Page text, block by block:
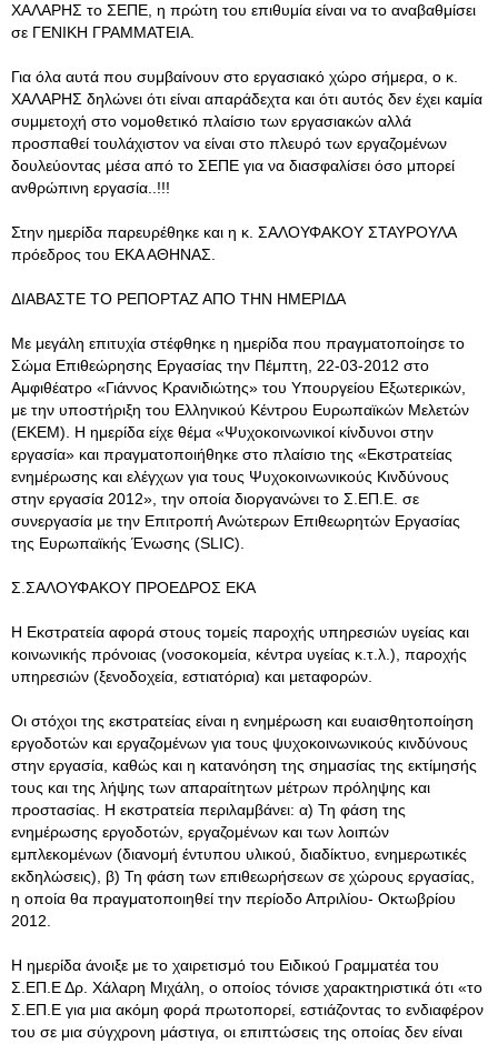
ΧΑΛΑΡΗΣ το ΣΕΠΕ, η πρώτη του επιθυμία είναι να το αναβαθμίσει
σε ΓΕΝΙΚΗ ΓΡΑΜΜΑΤΕΙΑ.
Για όλα αυτά που συμβαίνουν στο εργασιακό χώρο σήμερα, ο κ.
ΧΑΛΑΡΗΣ δηλώνει ότι είναι απαράδεχτα και ότι αυτός δεν έχει καμία
συμμετοχή στο νομοθετικό πλαίσιο των εργασιακών αλλά
προσπαθεί τουλάχιστον να είναι στο πλευρό των εργαζομένων
δουλεύοντας μέσα από το ΣΕΠΕ για να διασφαλίσει όσο μπορεί
ανθρώπινη εργασία..!!!
Στην ημερίδα παρευρέθηκε και η κ. ΣΑΛΟΥΦΑΚΟΥ ΣΤΑΥΡΟΥΛΑ
πρόεδρος του ΕΚΑ ΑΘΗΝΑΣ.
ΔΙΑΒΑΣΤΕ ΤΟ ΡΕΠΟΡΤΑΖ ΑΠΟ ΤΗΝ ΗΜΕΡΙΔΑ
Με μεγάλη επιτυχία στέφθηκε η ημερίδα που πραγματοποίησε το
Σώμα Επιθεώρησης Εργασίας την Πέμπτη, 22-03-2012 στο
Αμφιθέατρο «Γιάννος Κρανιδιώτης» του Υπουργείου Εξωτερικών,
με την υποστήριξη του Ελληνικού Κέντρου Ευρωπαϊκών Μελετών
(ΕΚΕΜ). Η ημερίδα είχε θέμα «Ψυχοκοινωνικοί κίνδυνοι στην
εργασία» και πραγματοποιήθηκε στο πλαίσιο της «Εκστρατείας
ενημέρωσης και ελέγχων για τους Ψυχοκοινωνικούς Κινδύνους
στην εργασία 2012», την οποία διοργανώνει το Σ.ΕΠ.Ε. σε
συνεργασία με την Επιτροπή Ανώτερων Επιθεωρητών Εργασίας
της Ευρωπαϊκής Ένωσης (SLIC).
Σ.ΣΑΛΟΥΦΑΚΟΥ ΠΡΟΕΔΡΟΣ ΕΚΑ
Η Εκστρατεία αφορά στους τομείς παροχής υπηρεσιών υγείας και
κοινωνικής πρόνοιας (νοσοκομεία, κέντρα υγείας κ.τ.λ.), παροχής
υπηρεσιών (ξενοδοχεία, εστιατόρια) και μεταφορών.
Οι στόχοι της εκστρατείας είναι η ενημέρωση και ευαισθητοποίηση
εργοδοτών και εργαζομένων για τους ψυχοκοινωνικούς κινδύνους
στην εργασία, καθώς και η κατανόηση της σημασίας της εκτίμησής
τους και της λήψης των απαραίτητων μέτρων πρόληψης και
προστασίας. Η εκστρατεία περιλαμβάνει: α) Τη φάση της
ενημέρωσης εργοδοτών, εργαζομένων και των λοιπών
εμπλεκομένων (διανομή έντυπου υλικού, διαδίκτυο, ενημερωτικές
εκδηλώσεις), β) Τη φάση των επιθεωρήσεων σε χώρους εργασίας,
η οποία θα πραγματοποιηθεί την περίοδο Απριλίου- Οκτωβρίου
2012.
Η ημερίδα άνοιξε με το χαιρετισμό του Ειδικού Γραμματέα του
Σ.ΕΠ.Ε Δρ. Χάλαρη Μιχάλη, ο οποίος τόνισε χαρακτηριστικά ότι «το
Σ.ΕΠ.Ε για μια ακόμη φορά πρωτοπορεί, εστιάζοντας το ενδιαφέρον
του σε μια σύγχρονη μάστιγα, οι επιπτώσεις της οποίας δεν είναι